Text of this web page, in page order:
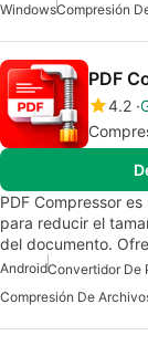
WindowsCompresión
PDF
4.2
PDF Compressor
para reducir el
del documento.
AndroidConvertidor De
Compresión De